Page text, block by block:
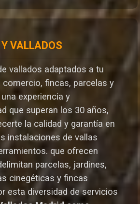
VALLADOS
vallados adaptados a tu
comercio, fincas, parcelas y
experiencia y
que superan los 30 años,
la calidad y garantía en
instalaciones de vallas
que ofrecen
parcelas, jardines,
cinegéticas y fincas
esta diversidad de servicios